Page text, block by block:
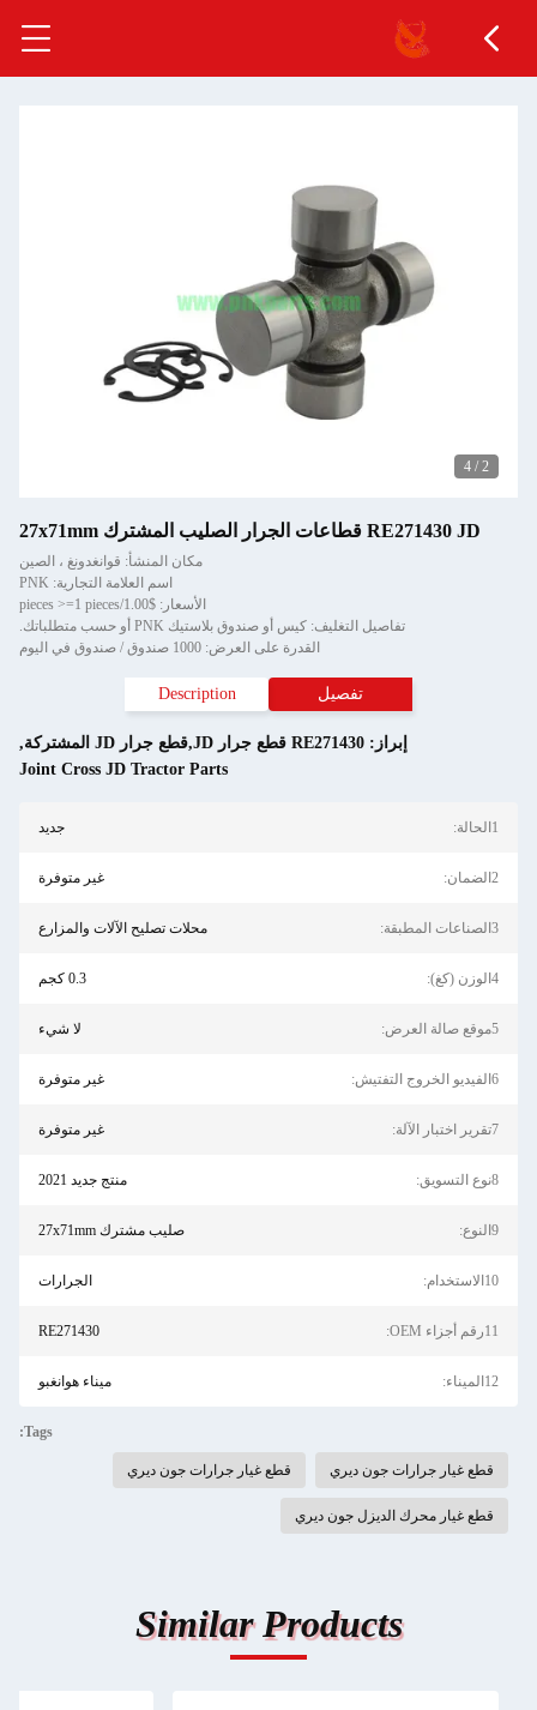
3
/
4
RE271430 JD قطاعات الجرار الصليب المشترك 27x71mm
مكان المنشأ: قوانغدونغ ، الصين
اسم العلامة التجارية: PNK
الأسعار: $1.00/pieces >=1 pieces
تفاصيل التغليف: كيس أو صندوق بلاستيك PNK أو حسب متطلباتك.
القدرة على العرض: 1000 صندوق / صندوق في اليوم
تفصيل Description
إبراز: RE271430 قطع جرار JD,قطع جرار JD المشتركة
,
Joint Cross JD Tractor Parts
1الحالة: جديد
2الضمان: غير متوفرة
3الصناعات المطبقة: محلات تصليح الآلات والمزارع
4الوزن (كغ): 0.3 كجم
5موقع صالة العرض: لا شيء
6الفيديو الخروج التفتيش: غير متوفرة
7تقرير اختبار الآلة: غير متوفرة
8نوع التسويق: منتج جديد 2021
9النوع: صليب مشترك 27x71mm
10الاستخدام: الجرارات
11رقم أجزاء OEM: RE271430
12الميناء: ميناء هوانغبو
Tags:
قطع غيار جرارات جون ديري قطع غيار جرارات جون ديري
قطع غيار محرك الديزل جون ديري
Similar Products